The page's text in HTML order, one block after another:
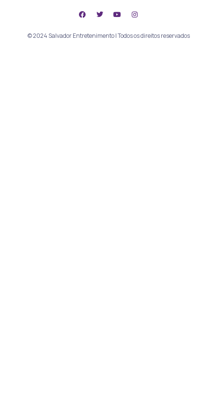
© 2024 Salvador Entretenimento | Todos os direitos reservados